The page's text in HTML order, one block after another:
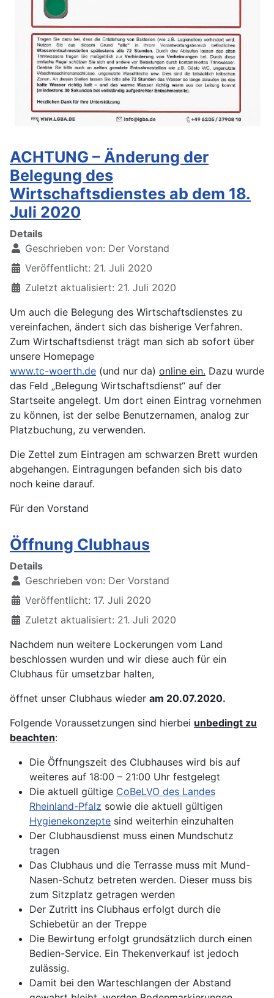
ACHTUNG – Änderung der
Belegung des
Wirtschaftsdienstes ab dem 18.
Juli 2020
Details
Geschrieben von: Der Vorstand
Veröffentlicht: 21. Juli 2020
Zuletzt aktualisiert: 21. Juli 2020
Um auch die Belegung des Wirtschaftsdienstes zu
vereinfachen, ändert sich das bisherige Verfahren.
Zum Wirtschaftsdienst trägt man sich ab sofort über
unsere Homepage
www.tc-woerth.de (und nur da) online ein. Dazu wurde
das Feld „Belegung Wirtschaftsdienst“ auf der
Startseite angelegt. Um dort einen Eintrag vornehmen
zu können, ist der selbe Benutzernamen, analog zur
Platzbuchung, zu verwenden.
Die Zettel zum Eintragen am schwarzen Brett wurden
abgehangen. Eintragungen befanden sich bis dato
noch keine darauf.
Für den Vorstand
Öffnung Clubhaus
Details
Geschrieben von: Der Vorstand
Veröffentlicht: 17. Juli 2020
Zuletzt aktualisiert: 21. Juli 2020
Nachdem nun weitere Lockerungen vom Land
beschlossen wurden und wir diese auch für ein
Clubhaus für umsetzbar halten,
öffnet unser Clubhaus wieder am 20.07.2020.
Folgende Voraussetzungen sind hierbei unbedingt zu
beachten:
Die Öffnungszeit des Clubhauses wird bis auf
weiteres auf 18:00 – 21:00 Uhr festgelegt
Die aktuell gültige CoBeLVO des Landes
Rheinland-Pfalz sowie die aktuell gültigen
Hygienekonzepte sind weiterhin einzuhalten
Der Clubhausdienst muss einen Mundschutz
tragen
Das Clubhaus und die Terrasse muss mit Mund-
Nasen-Schutz betreten werden. Dieser muss bis
zum Sitzplatz getragen werden
Der Zutritt ins Clubhaus erfolgt durch die
Schiebetür an der Treppe
Die Bewirtung erfolgt grundsätzlich durch einen
Bedien-Service. Ein Thekenverkauf ist jedoch
zulässig.
Damit bei den Warteschlangen der Abstand